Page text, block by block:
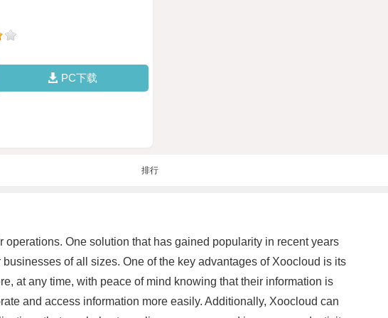
PC下载
排行
One solution that has gained popularity in recent years
of all sizes. One of the key advantages of Xoocloud is its
at any time, with peace of mind knowing that their information is
and access information more easily. Additionally, Xoocloud can